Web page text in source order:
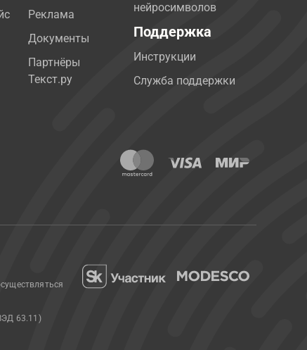
Реклама
Документы
Партнёры
Текст.ру
нейросимволов
Поддержка
Инструкции
Служба поддержки
63.11)